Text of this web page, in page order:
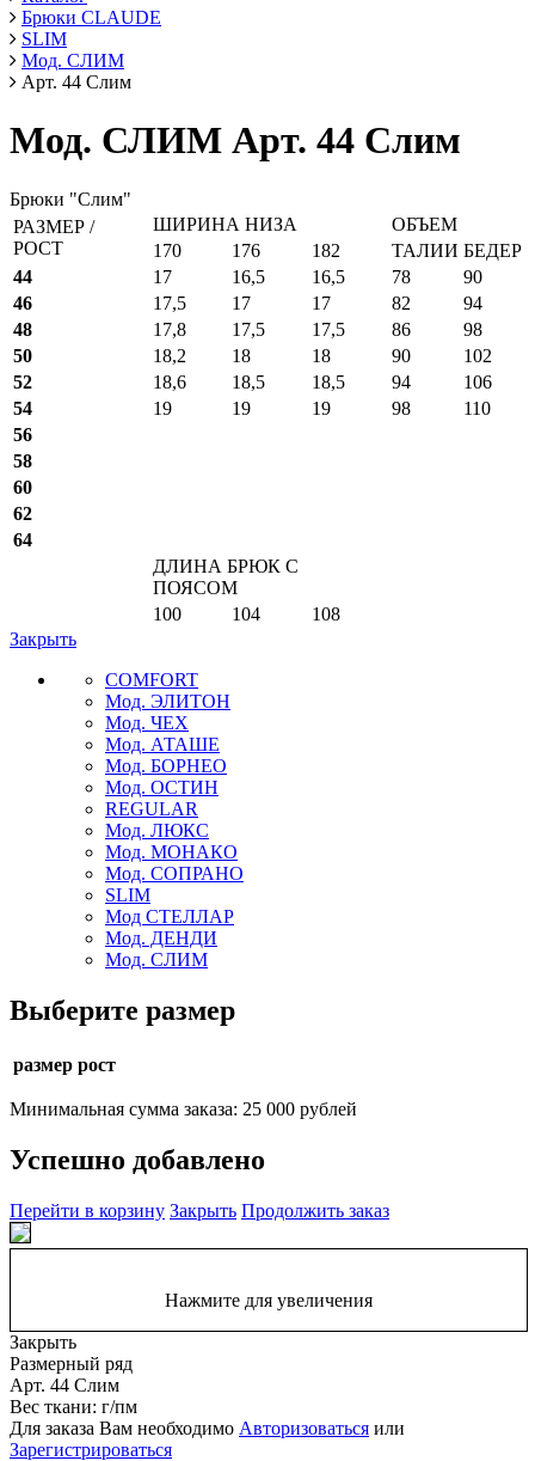
Брюки CLAUDE
SLIM
Мод. СЛИМ
Арт. 44 Слим
Мод. СЛИМ Арт. 44 Слим
Брюки "Слим"
РАЗМЕР /
РОСТ
ШИРИНА НИЗА
ОБЪЕМ
170
176 182 ТАЛИИ БЕДЕР
44
17 16,5 16,5 78
90
46
17,5 17 17 82
94
48
17,8 17,5 17,5 86
98
50
18,2 18 18 90
102
52
18,6 18,5 18,5 94
106
54
19 19 19 98
110
56
58
60
62
64
ДЛИНА БРЮК С
ПОЯСОМ
100
104
108
Закрыть
COMFORT
Мод. ЭЛИТОН
Мод. ЧЕХ
Мод. АТАШЕ
Мод. БОРНЕО
Мод. ОСТИН
REGULAR
Мод. ЛЮКС
Мод. МОНАКО
Мод. СОПРАНО
SLIM
Мод СТЕЛЛАР
Мод. ДЕНДИ
Мод. СЛИМ
Выберите размер
размер рост
Минимальная сумма заказа: 25 000 рублей
Успешно добавлено
Перейти в корзину Закрыть Продолжить заказ
Нажмите для увеличения
Закрыть
Размерный ряд
Арт. 44 Слим
Вес ткани: г/пм
Для заказа Вам необходимо Авторизоваться или
Зарегистрироваться